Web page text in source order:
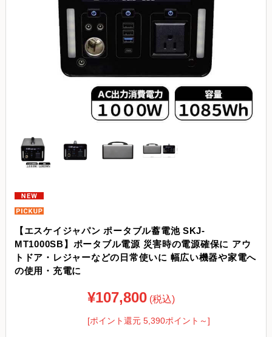
【エスケイジャパン ポータブル蓄電池 SKJ-
MT1000SB】ポータブル電源 災害時の電源確保に アウ
トドア・レジャーなどの日常使いに 幅広い機器や家電へ
の使用・充電に
¥107,800 (税込)
[ポイント還元 5,390ポイント～]